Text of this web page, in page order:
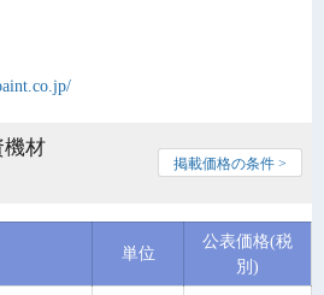
機材
掲載価格の条件 >
単位
公表価格(税
別)